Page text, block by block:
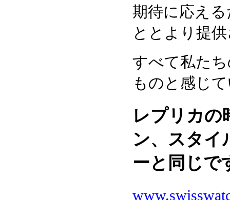
期待に応え
ととより提
すべて私た
ものと感じ
レプリカの
ン、スタイ
ーと同じで